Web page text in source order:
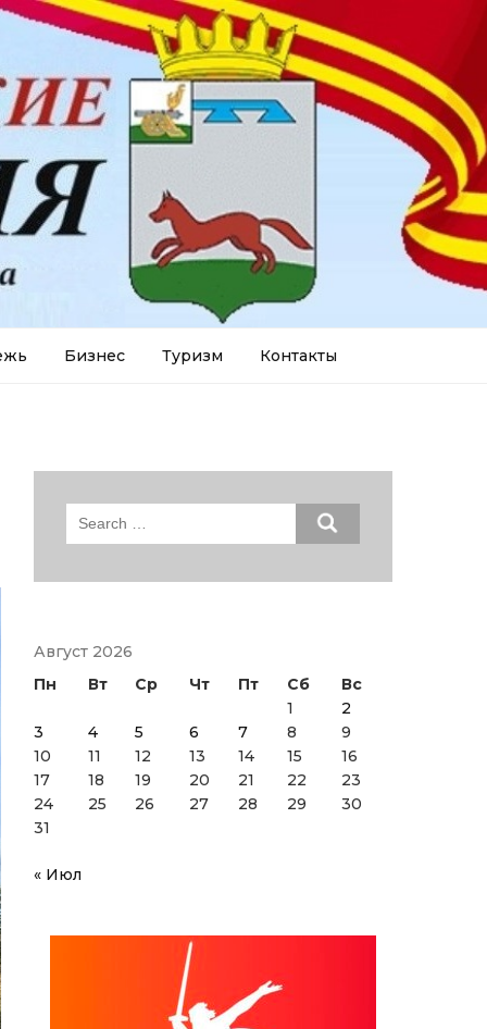
Бизнес Туризм Контакты
Search
Август 2026
Пн
Вт Ср Чт Пт Сб
Вс
1
2
3
4 5 6 7 8
9
10
11 12 13 14 15
16
17
18 19 20 21 22
23
24
25 26 27 28 29
30
31
« Июл